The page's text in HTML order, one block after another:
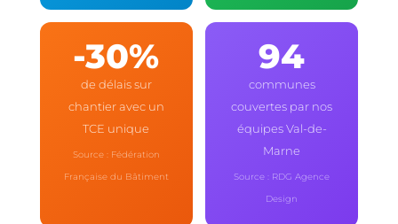
-30%
de délais sur
chantier avec un
TCE unique
Source : Fédération
Française du Bâtiment
94
communes
couvertes par nos
équipes Val-de-
Marne
Source : RDG Agence
Design